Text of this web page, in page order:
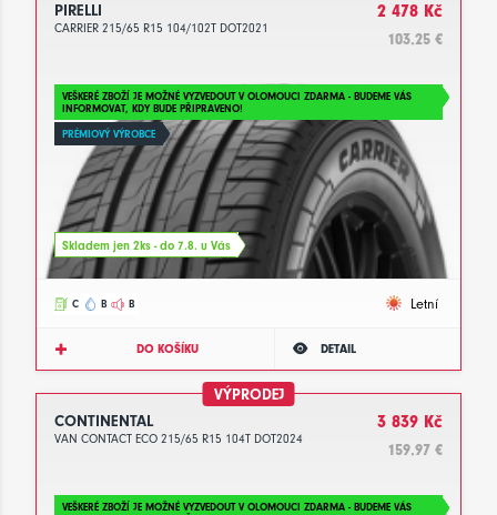
PIRELLI
CARRIER 215/65 R15 104/102T DOT2021
2 478 Kč
103.25 €
VEŠKERÉ ZBOŽÍ JE MOŽNÉ VYZVEDOUT V OLOMOUCI ZDARMA - BUDEME VÁS
INFORMOVAT, KDY BUDE PŘIPRAVENO!
PRÉMIOVÝ VÝROBCE
Skladem jen 2ks - do 7.8. u Vás
C B B Letní
DO KOŠÍKU DETAIL
VÝPRODEJ
CONTINENTAL
VAN CONTACT ECO 215/65 R15 104T DOT2024
3 839 Kč
159.97 €
VEŠKERÉ ZBOŽÍ JE MOŽNÉ VYZVEDOUT V OLOMOUCI ZDARMA - BUDEME VÁS